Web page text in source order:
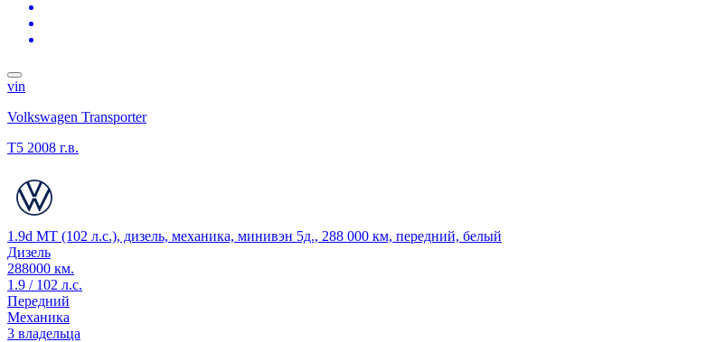
vin
Volkswagen Transporter
T5 2008 г.в.
1.9d MT (102 л.с.), дизель, механика, минивэн 5д., 288 000 км, передний, белый
Дизель
288000 км.
1.9 / 102 л.с.
Передний
Механика
3 владельца